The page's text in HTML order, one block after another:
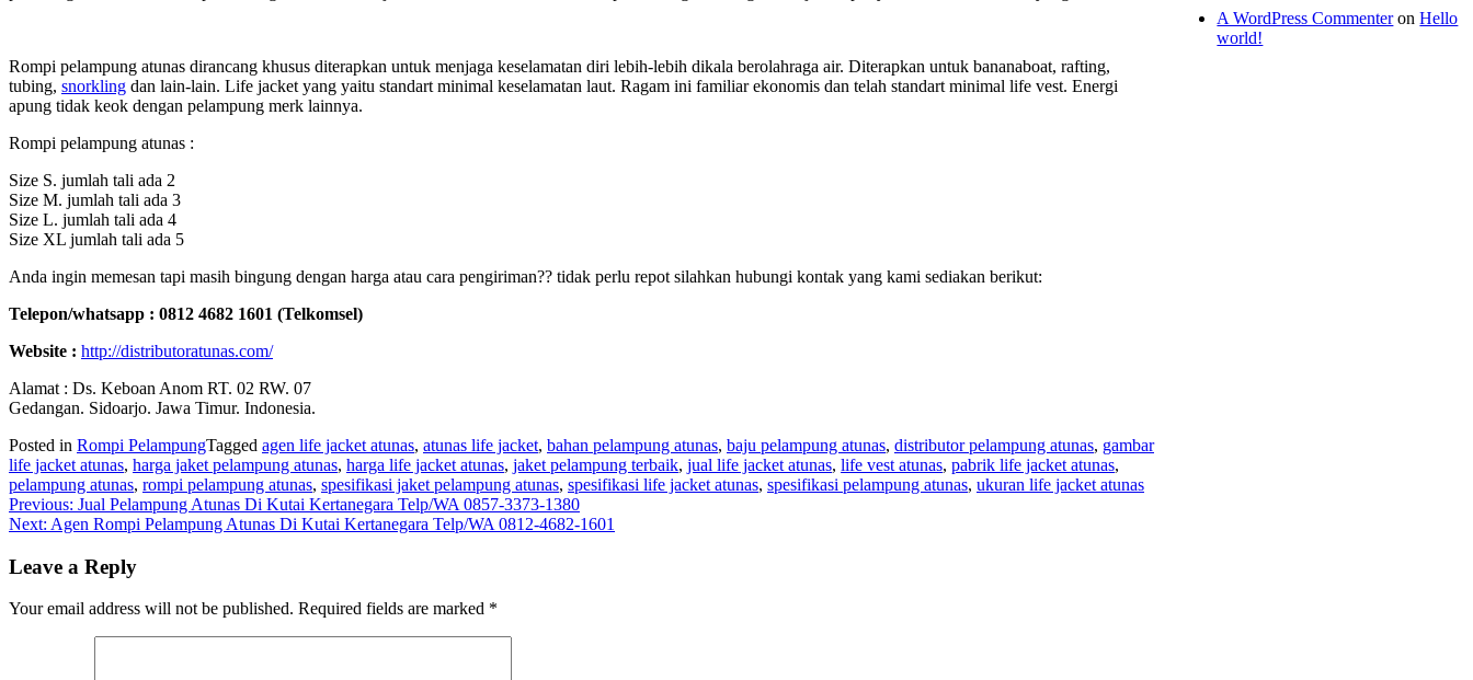
Rompi pelampung atunas dirancang khusus diterapkan untuk menjaga keselamatan diri lebih-lebih dikala berolahraga air. Diterapkan untuk bananaboat, rafting,
tubing, snorkling dan lain-lain. Life jacket yang yaitu standart minimal keselamatan laut. Ragam ini familiar ekonomis dan telah standart minimal life vest. Energi
apung tidak keok dengan pelampung merk lainnya.
Rompi pelampung atunas :
Size S. jumlah tali ada 2
Size M. jumlah tali ada 3
Size L. jumlah tali ada 4
Size XL jumlah tali ada 5
Anda ingin memesan tapi masih bingung dengan harga atau cara pengiriman?? tidak perlu repot silahkan hubungi kontak yang kami sediakan berikut:
Telepon/whatsapp : 0812 4682 1601 (Telkomsel)
Website : http://distributoratunas.com/
Alamat : Ds. Keboan Anom RT. 02 RW. 07
Gedangan. Sidoarjo. Jawa Timur. Indonesia.
Posted in Rompi PelampungTagged agen life jacket atunas, atunas life jacket, bahan pelampung atunas, baju pelampung atunas, distributor pelampung atunas, gambar
life jacket atunas, harga jaket pelampung atunas, harga life jacket atunas, jaket pelampung terbaik, jual life jacket atunas, life vest atunas, pabrik life jacket atunas,
pelampung atunas, rompi pelampung atunas, spesifikasi jaket pelampung atunas, spesifikasi life jacket atunas, spesifikasi pelampung atunas, ukuran life jacket atunas
Post
navigation
Previous: Jual Pelampung Atunas Di Kutai Kertanegara Telp/WA 0857-3373-1380
Next: Agen Rompi Pelampung Atunas Di Kutai Kertanegara Telp/WA 0812-4682-1601
Leave a Reply
Your email address will not be published. Required fields are marked *
A WordPress CommenteronHello
world!